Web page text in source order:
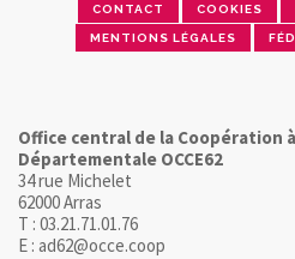
CONTACT COOKIES
MENTIONS LÉGALES
Office central de la Coopération
Départementale OCCE62
34 rue Michelet
62000 Arras
T : 03.21.71.01.76
E : ad62@occe.coop